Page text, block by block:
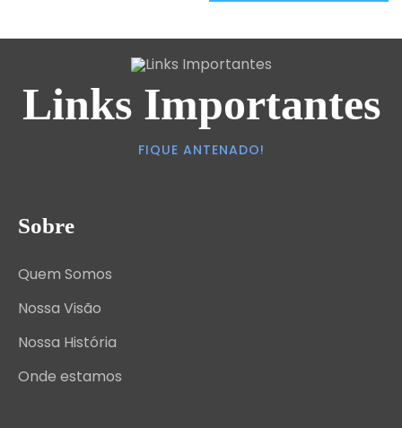
Links Importantes
FIQUE ANTENADO!
Sobre
Quem Somos
Nossa Visão
Nossa História
Onde estamos